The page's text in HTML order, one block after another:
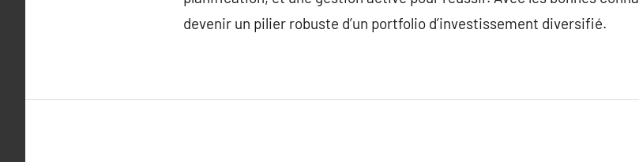
devenir un pilier robuste d’un portfolio d’investissement diversifié.